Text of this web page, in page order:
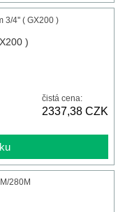
)
čistá cena:
2337,38 CZK